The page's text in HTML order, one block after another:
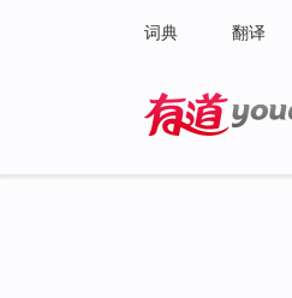
词典 翻译